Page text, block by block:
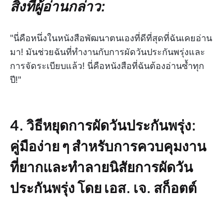
สิ่งที่ผู้อ่านกล่าว:
"นี่คือหนึ่งในหนังสือพัฒนาตนเองที่ดีที่สุดที่ฉันเคยอ่าน
มา! มันช่วยฉันที่ทำงานกับการผัดวันประกันพรุ่งและ
การจัดระเบียบแล้ว! นี่คือหนังสือที่ฉันต้องอ่านซ้ำทุก
ปี!"
4. วิธีหยุดการผัดวันประกันพรุ่ง:
คู่มือง่าย ๆ สำหรับการควบคุมงาน
ที่ยากและทำลายนิสัยการผัดวัน
ประกันพรุ่ง โดย เอส. เจ. สก็อตต์